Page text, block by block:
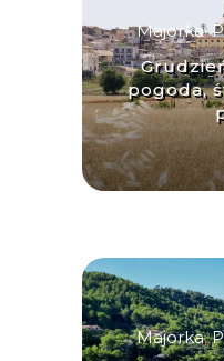
Majorka,
pogoda,
Majorka,